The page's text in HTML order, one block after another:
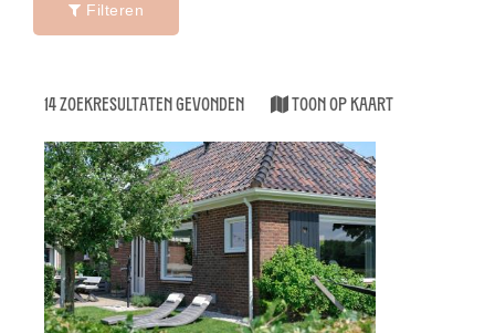
Filteren
14 Zoekresultaten gevonden Toon op kaart